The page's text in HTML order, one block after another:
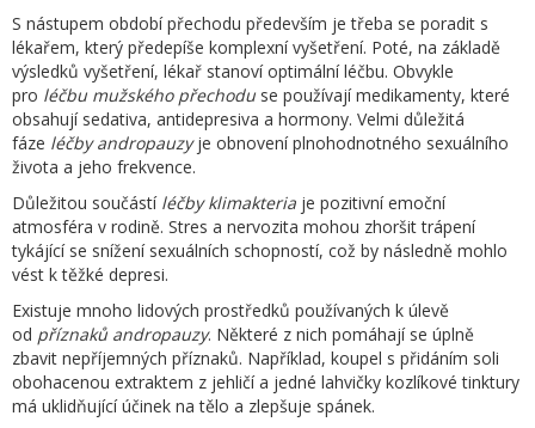
S nástupem období přechodu především je třeba se poradit s
lékařem, který předepíše komplexní vyšetření. Poté, na základě
výsledků vyšetření, lékař stanoví optimální léčbu. Obvykle
pro léčbu mužského přechodu se používají medikamenty, které
obsahují sedativa, antidepresiva a hormony. Velmi důležitá
fáze léčby andropauzyje obnovení plnohodnotného sexuálního
života a jeho frekvence.
Důležitou součástí léčby klimakteria je pozitivní emoční
atmosféra v rodině. Stres a nervozita mohou zhoršit trápení
tykájící se snížení sexuálních schopností, což by následně mohlo
vést k těžké depresi.
Existuje mnoho lidových prostředků používaných k úlevě
od příznaků andropauzy. Některé z nich pomáhají se úplně
zbavit nepříjemných příznaků. Například, koupel s přidáním soli
obohacenou extraktem z jehličí a jedné lahvičky kozlíkové tinktury
má uklidňující účinek na tělo a zlepšuje spánek.